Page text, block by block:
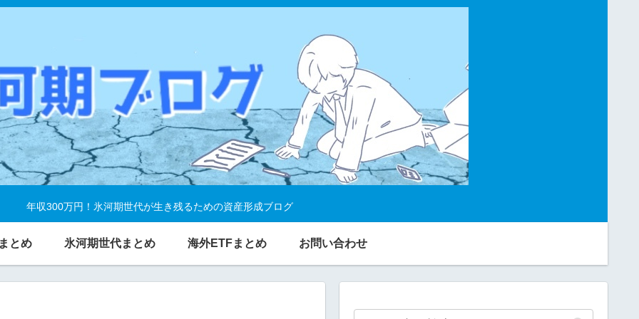
年収300万円！氷河期世代が生き残るための資産形成ブログ
とめ 氷河期世代まとめ 海外ETFまとめ お問い合わせ